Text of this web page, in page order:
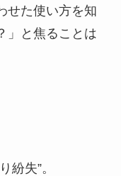
せた使い方を知
」と焦ることは
紛失”。